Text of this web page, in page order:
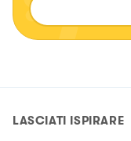
LASCIATI ISPIRARE